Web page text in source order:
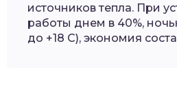
источников тепла. При
работы днем в 40%,
до +18 С), экономия